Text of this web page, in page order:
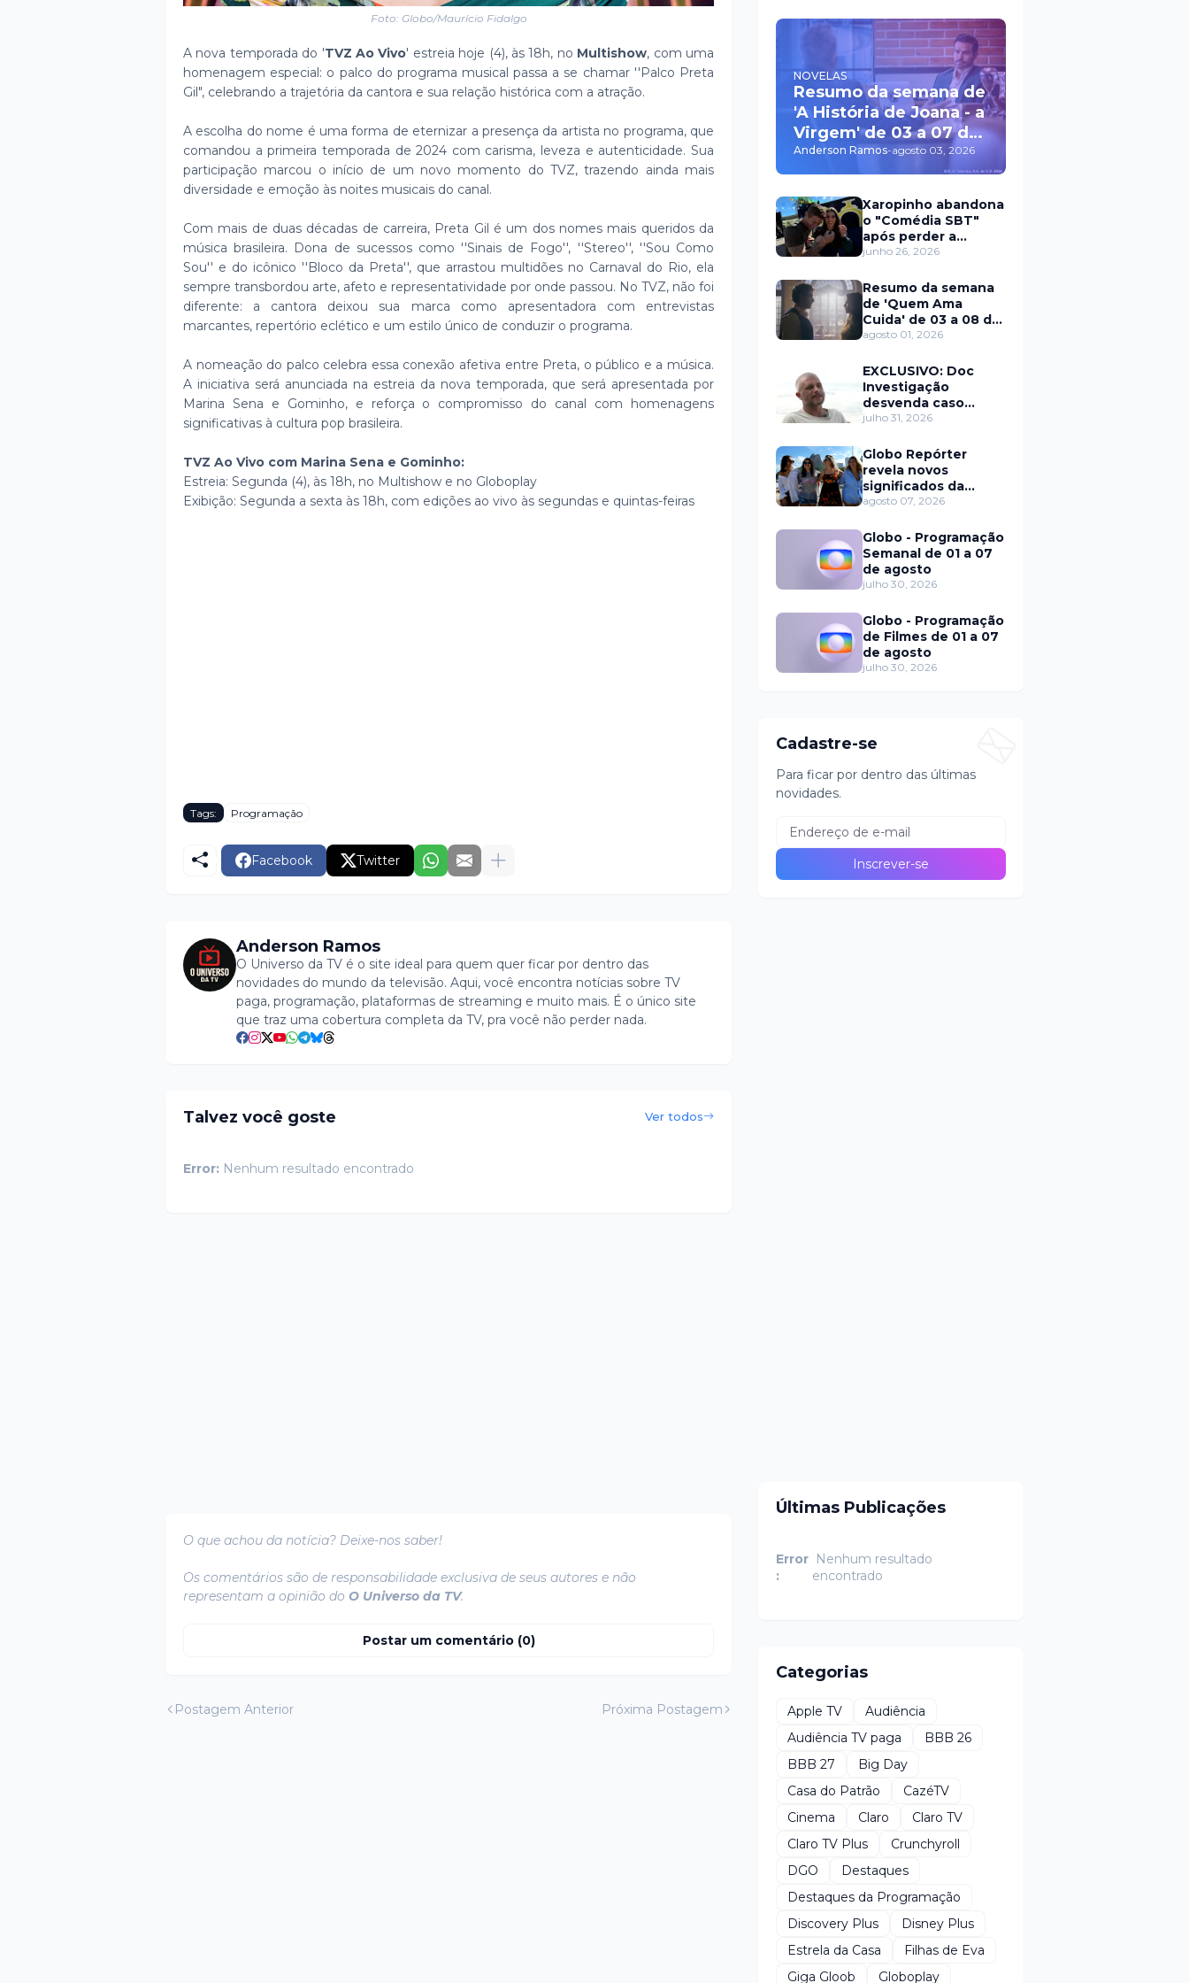
Foto: Globo/Maurício Fidalgo
A nova temporada do 'TVZ Ao Vivo' estreia hoje (4), às 18h, no Multishow, com uma
homenagem especial: o palco do programa musical passa a se chamar ''Palco Preta
Gil", celebrando a trajetória da cantora e sua relação histórica com a atração.
A escolha do nome é uma forma de eternizar a presença da artista no programa, que
comandou a primeira temporada de 2024 com carisma, leveza e autenticidade. Sua
participação marcou o início de um novo momento do TVZ, trazendo ainda mais
diversidade e emoção às noites musicais do canal.
Com mais de duas décadas de carreira, Preta Gil é um dos nomes mais queridos da
música brasileira. Dona de sucessos como ''Sinais de Fogo'', ''Stereo'', ''Sou Como
Sou'' e do icônico ''Bloco da Preta'', que arrastou multidões no Carnaval do Rio, ela
sempre transbordou arte, afeto e representatividade por onde passou. No TVZ, não foi
diferente: a cantora deixou sua marca como apresentadora com entrevistas
marcantes, repertório eclético e um estilo único de conduzir o programa.
A nomeação do palco celebra essa conexão afetiva entre Preta, o público e a música.
A iniciativa será anunciada na estreia da nova temporada, que será apresentada por
Marina Sena e Gominho, e reforça o compromisso do canal com homenagens
significativas à cultura pop brasileira.
TVZ Ao Vivo com Marina Sena e Gominho:
Estreia: Segunda (4), às 18h, no Multishow e no Globoplay
Exibição: Segunda a sexta às 18h, com edições ao vivo às segundas e quintas-feiras
Tags: Programação
Facebook Twitter
Anderson Ramos
O Universo da TV é o site ideal para quem quer ficar por dentro das
novidades do mundo da televisão. Aqui, você encontra notícias sobre TV
paga, programação, plataformas de streaming e muito mais. É o único site
que traz uma cobertura completa da TV, pra você não perder nada.
Talvez você goste Ver todos
Error: Nenhum resultado encontrado
O que achou da notícia? Deixe-nos saber!
Os comentários são de responsabilidade exclusiva de seus autores e não
representam a opinião do O Universo da TV.
Postar um comentário (0)
Postagem Anterior Próxima Postagem
NOVELAS
Resumo da semana de
'A História de Joana - a
Virgem' de 03 a 07 de
agosto
Anderson Ramos-agosto 03, 2026
Xaropinho abandona
o "Comédia SBT"
após perder a
paciência com Sarro
junho 26, 2026
Resumo da semana
de 'Quem Ama
Cuida' de 03 a 08 de
agosto
agosto 01, 2026
EXCLUSIVO: Doc
Investigação
desvenda caso
Eduardo Martins e
trás de fraude
internacional
julho 31, 2026
Globo Repórter
revela novos
significados da
solteirice no Brasil e
nos relacionamentos
agosto 07, 2026
Globo - Programação
Semanal de 01 a 07
de agosto
julho 30, 2026
Globo - Programação
de Filmes de 01 a 07
de agosto
julho 30, 2026
Cadastre-se
Para ficar por dentro das últimas
novidades.
Últimas Publicações
Error
:
Nenhum resultado
encontrado
Categorias
Apple TV
Audiência
Audiência TV paga
BBB 26
BBB 27
Big Day
Casa do Patrão
CazéTV
Cinema
Claro
Claro TV
Claro TV Plus
Crunchyroll
DGO
Destaques
Destaques da Programação
Discovery Plus
Disney Plus
Estrela da Casa
Filhas de Eva
Giga Gloob
Globoplay